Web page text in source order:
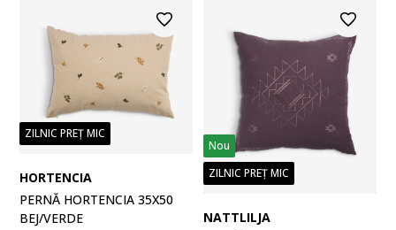
ZILNIC PREȚ MIC
HORTENCIA
PERNĂ HORTENCIA 35X50
BEJ/VERDE
Nou
ZILNIC PREȚ MIC
NATTLILJA